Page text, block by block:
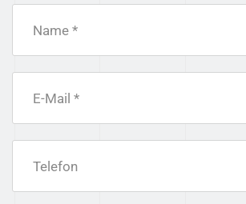
Name *
E-Mail *
Telefon